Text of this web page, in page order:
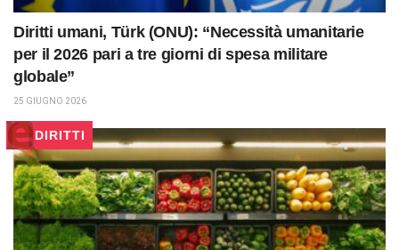
Diritti umani, Türk (ONU): “Necessità umanitarie
per il 2026 pari a tre giorni di spesa militare
globale”
25 GIUGNO 2026
DIRITTI